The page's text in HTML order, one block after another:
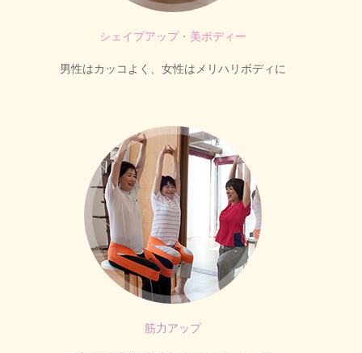
シェイプアップ・美ボディー
男性はカッコよく、女性はメリハリボディに
筋力アップ